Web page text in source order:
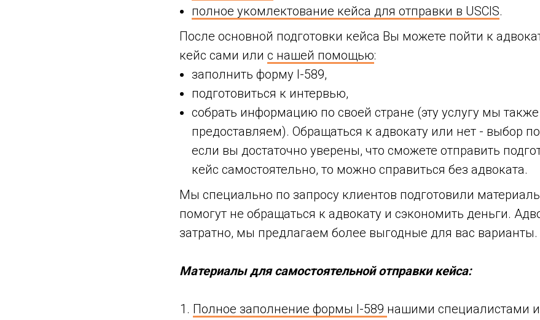
полное укомлектование кейса для отправки в USCIS.
После основной подготовки кейса Вы можете пойти к
кейс сами или с нашей помощью:
заполнить форму I-589,
подготовиться к интервью,
собрать информацию по своей стране (эту услугу мы также
предоставляем). Обращаться к адвокату или нет - выбор
если вы достаточно уверены, что сможете отправить
кейс самостоятельно, то можно справиться без адвоката.
Мы специально по запросу клиентов подготовили
помогут не обращаться к адвокату и сэкономить деньги.
затратно, мы предлагаем более выгодные для вас варианты.
Материалы для самостоятельной отправки кейса:
Полное заполнение формы I-589 нашими специалистами